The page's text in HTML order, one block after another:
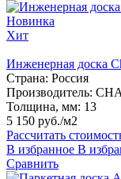
Новинка
Хит
Инженерная доска
Страна: Россия
Производитель:
Толщина, мм: 13
5 150 руб./м2
Рассчитать
В избранное В
Сравнить